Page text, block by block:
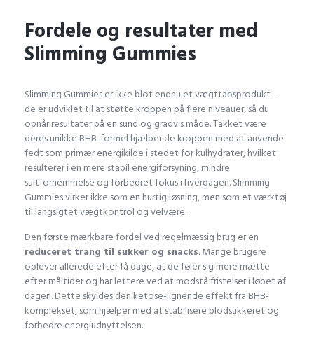
NutriaPOL
a
dit
:
Fordele og resultater med
Slimming Gummies
Slimming Gummies er ikke blot endnu et vægttabsprodukt –
de er udviklet til at støtte kroppen på flere niveauer, så du
opnår resultater på en sund og gradvis måde. Takket være
deres unikke BHB-formel hjælper de kroppen med at anvende
fedt som primær energikilde i stedet for kulhydrater, hvilket
resulterer i en mere stabil energiforsyning, mindre
sultfornemmelse og forbedret fokus i hverdagen. Slimming
Gummies virker ikke som en hurtig løsning, men som et værktøj
til langsigtet vægtkontrol og velvære.
Den første mærkbare fordel ved regelmæssig brug er en
reduceret trang til sukker og snacks. Mange brugere
oplever allerede efter få dage, at de føler sig mere mætte
efter måltider og har lettere ved at modstå fristelser i løbet af
dagen. Dette skyldes den ketose-lignende effekt fra BHB-
komplekset, som hjælper med at stabilisere blodsukkeret og
forbedre energiudnyttelsen.